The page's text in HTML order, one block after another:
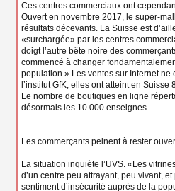
Ces centres commerciaux ont
Ouvert en novembre 2017, le super-
résultats décevants. La Suisse est
«surchargée» par les centres
doigt l’autre bête noire des
commencé à changer
population.» Les ventes sur Internet ne
l’institut GfK, elles ont atteint en Suisse
Le nombre de boutiques en ligne
désormais les 10 000 enseignes.
Les commerçants peinent à rester
La situation inquiète l’UVS. «Les
d’un centre peu attrayant, peu vivant,
sentiment d’insécurité auprès de la